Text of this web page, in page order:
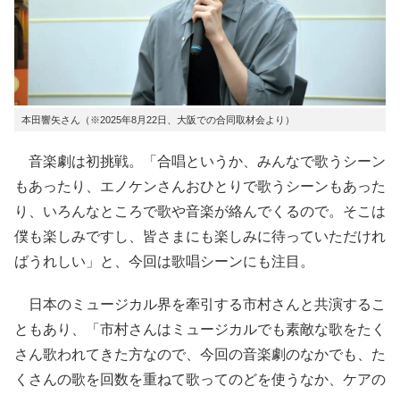
本田響矢さん（※2025年8月22日、大阪での合同取材会より）
音楽劇は初挑戦。「合唱というか、みんなで歌うシーン
もあったり、エノケンさんおひとりで歌うシーンもあった
り、いろんなところで歌や音楽が絡んでくるので。そこは
僕も楽しみですし、皆さまにも楽しみに待っていただけれ
ばうれしい」と、今回は歌唱シーンにも注目。
日本のミュージカル界を牽引する市村さんと共演するこ
ともあり、「市村さんはミュージカルでも素敵な歌をたく
さん歌われてきた方なので、今回の音楽劇のなかでも、た
くさんの歌を回数を重ねて歌ってのどを使うなか、ケアの